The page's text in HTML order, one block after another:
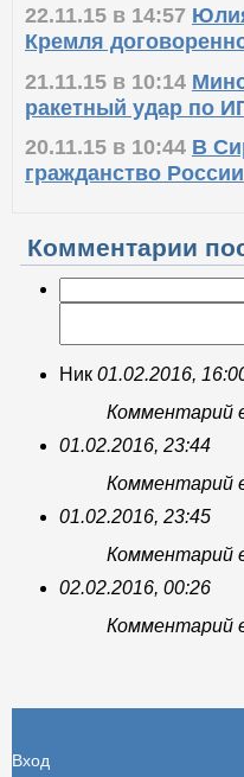
22.11.15 в 14:57
Кремля
21.11.15 в 10:14
ракетный удар по
20.11.15 в 10:44 В
гражданство России
Комментарии
Ник 01.02.2016,
Комментарий
01.02.2016, 23:44
Комментарий
01.02.2016, 23:45
Комментарий
02.02.2016, 00:26
Комментарий